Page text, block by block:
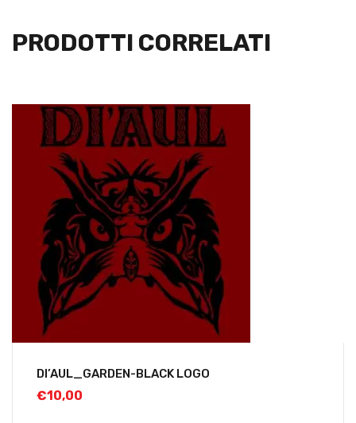
PRODOTTI CORRELATI
DI’AUL_GARDEN-BLACK LOGO
€10,00